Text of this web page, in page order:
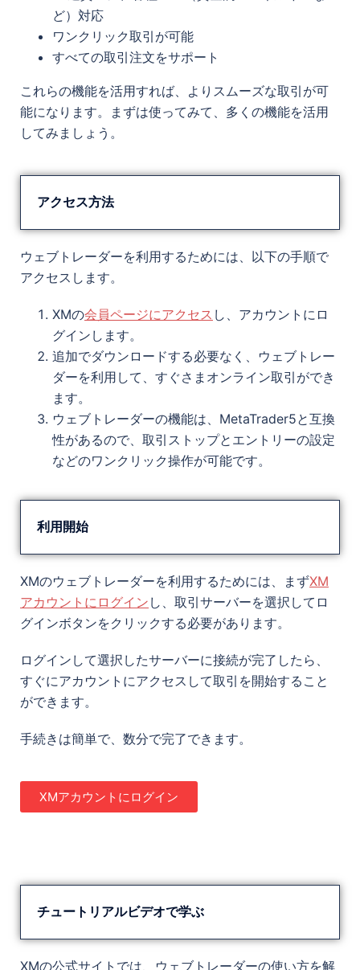
ど）対応
ワンクリック取引が可能
すべての取引注文をサポート
これらの機能を活用すれば、よりスムーズな取引が可
能になります。まずは使ってみて、多くの機能を活用
してみましょう。
アクセス方法
ウェブトレーダーを利用するためには、以下の手順で
アクセスします。
XMの会員ページにアクセス し、アカウントにロ
グインします。
追加でダウンロードする必要なく、ウェブトレー
ダーを利用して、すぐさまオンライン取引ができ
ます。
ウェブトレーダーの機能は、MetaTrader5と互換
性があるので、取引ストップとエントリーの設定
などのワンクリック操作が可能です。
利用開始
XMのウェブトレーダーを利用するためには、まずXM
アカウントにログイン し、取引サーバーを選択してロ
グインボタンをクリックする必要があります。
ログインして選択したサーバーに接続が完了したら、
すぐにアカウントにアクセスして取引を開始すること
ができます。
手続きは簡単で、数分で完了できます。
XMアカウントにログイン
チュートリアルビデオで学ぶ
XMの公式サイトでは、ウェブトレーダーの使い方を解